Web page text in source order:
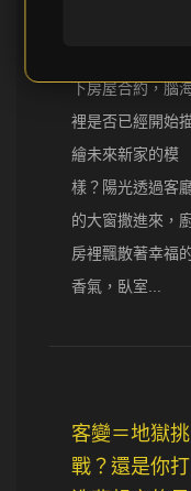
下房屋合約，腦
裡是否已經開始
繪未來新家的模
樣？陽光透過客
的大窗撒進來，
房裡飄散著幸福
香氣，臥室...
客變＝地獄挑
戰？還是你打